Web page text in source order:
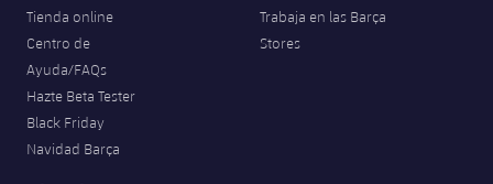
Tienda online
Centro de
Ayuda/FAQs
Hazte Beta Tester
Black Friday
Navidad Barça
Trabaja en las Barça
Stores